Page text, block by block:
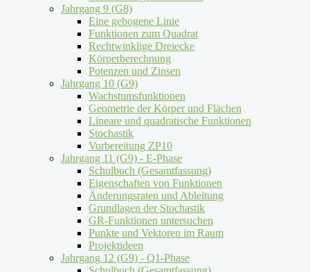
Jahrgang 9 (G8)
Eine gebogene Linie
Funktionen zum Quadrat
Rechtwinklige Dreiecke
Körperberechnung
Potenzen und Zinsen
Jahrgang 10 (G9)
Wachstumsfunktionen
Geometrie der Körper und Flächen
Lineare und quadratische Funktionen
Stochastik
Vorbereitung ZP10
Jahrgang 11 (G9) - E-Phase
Schulbuch (Gesamtfassung)
Eigenschaften von Funktionen
Änderungsraten und Ableitung
Grundlagen der Stochastik
GR-Funktionen untersuchen
Punkte und Vektoren im Raum
Projektideen
Jahrgang 12 (G9) - Q1-Phase